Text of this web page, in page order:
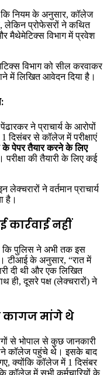
कि नियम के अनुसार, कॉलेज
लेकिन प्रोफेसरों ने कथित
मैथेमेटिक्स विभाग में प्रवेश
विभाग को सील करवाकर
में लिखित आवेदन दिया है।
पेंढारकर ने प्राचार्य के आरोपों
दिसंबर से कॉलेज में परीक्षाएं
के पेपर तैयार करने के लिए
की तैयारी के लिए कई
लेक्चरारों ने वर्तमान प्राचार्य
है।
नहीं
कि पुलिस ने अभी तक इस
टीआई के अनुसार, “रात में
दी थी और एक लिखित
ही, दूसरे पक्ष (लेक्चरारों) ने
कागज मांगे थे
से भोपाल से कुछ जानकारी
कॉलेज पहुंचे थे। इसके बाद
क्योंकि कॉलेज में 1 दिसंबर
कॉलेज में सभी कर्मचारियों के